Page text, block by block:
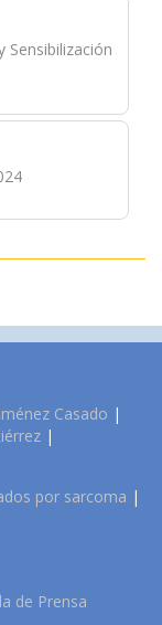
Sensibilización
Casado |
|
por sarcoma |
de Prensa